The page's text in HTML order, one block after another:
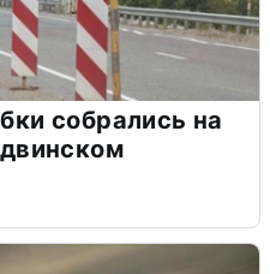
собрались на